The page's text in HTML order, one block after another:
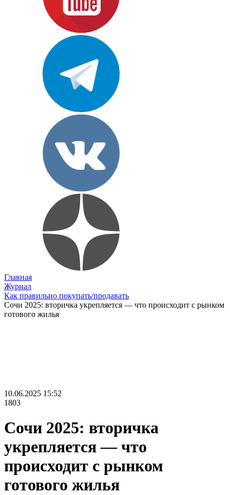
Главная
Журнал
Как правильно покупать/продавать
Сочи 2025: вторичка укрепляется — что происходит с рынком
готового жилья
10.06.2025 15:52
1803
Сочи 2025: вторичка
укрепляется — что
происходит с рынком
готового жилья